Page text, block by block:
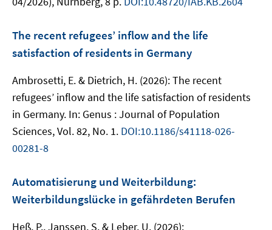
The recent refugees’ inflow and the life
satisfaction of residents in Germany
Ambrosetti, E. & Dietrich, H. (2026): The recent
refugees’ inflow and the life satisfaction of residents
in Germany. In: Genus : Journal of Population
Sciences, Vol. 82, No. 1. DOI:10.1186/s41118-026-
00281-8
Automatisierung und Weiterbildung:
Weiterbildungslücke in gefährdeten Berufen
Heß, P., Janssen, S. & Leber, U. (2026):